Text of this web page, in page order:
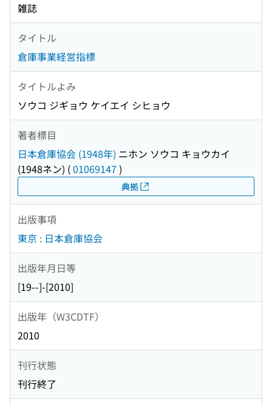
雑誌
タイトル
倉庫事業経営指標
タイトルよみ
ソウコ ジギョウ ケイエイ シヒョウ
著者標目
日本倉庫協会 (1948年) ニホン ソウコ キョウカイ
(1948ネン) (01069147 )
典拠
出版事項
東京 : 日本倉庫協会
出版年月日等
[19--]-[2010]
出版年（W3CDTF）
2010
刊行状態
刊行終了